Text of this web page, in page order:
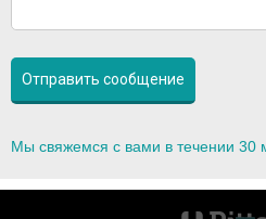
Мы свяжемся с вами в течении 30